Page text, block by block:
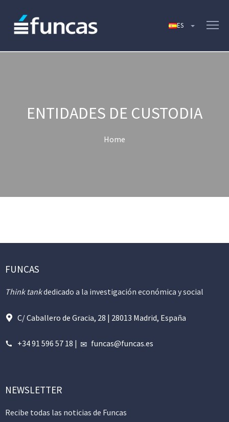
ENTIDADES DE CUSTODIA
Home
FUNCAS
Think tankdedicado a la investigación económica y social
C/ Caballero de Gracia, 28 | 28013 Madrid, España
+34 91 596 57 18 | funcas@funcas.es
NEWSLETTER
Recibe todas las noticias de Funcas